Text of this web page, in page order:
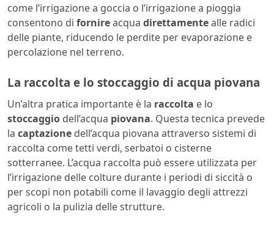
come l’irrigazione a goccia o l’irrigazione a pioggia
consentono di fornireacqua direttamentealle radici
delle piante, riducendo le perdite per evaporazione e
percolazione nel terreno.
La raccolta e lo stoccaggio di acqua piovana
Un’altra pratica importante è la raccolta e lo
stoccaggio dell’acqua piovana. Questa tecnica prevede
la captazione dell’acqua piovana attraverso sistemi di
raccolta come tetti verdi, serbatoi o cisterne
sotterranee. L’acqua raccolta può essere utilizzata per
l’irrigazione delle colture durante i periodi di siccità o
per scopi non potabili come il lavaggio degli attrezzi
agricoli o la pulizia delle strutture.